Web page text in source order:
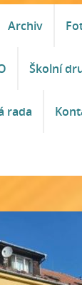
Archiv
Školní
rada